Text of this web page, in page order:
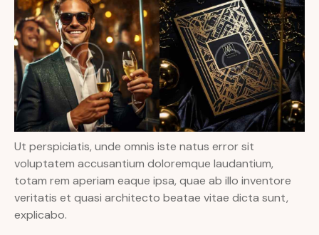
Ut perspiciatis, unde omnis iste natus error sit
voluptatem accusantium doloremque laudantium,
totam rem aperiam eaque ipsa, quae ab illo inventore
veritatis et quasi architecto beatae vitae dicta sunt,
explicabo.